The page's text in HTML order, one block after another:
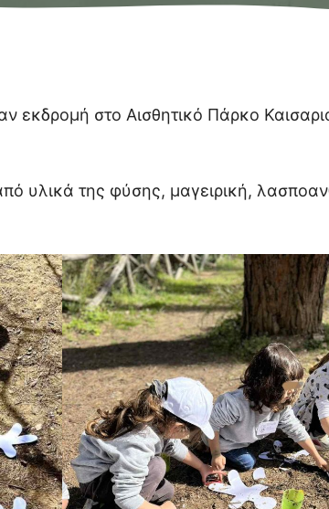
εκδρομή στο Αισθητικό Πάρκο
υλικά της φύσης, μαγειρική,